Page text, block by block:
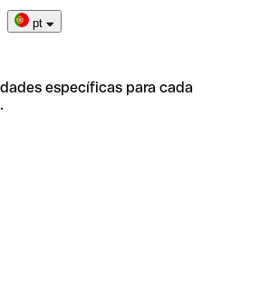
pt
específicas para cada